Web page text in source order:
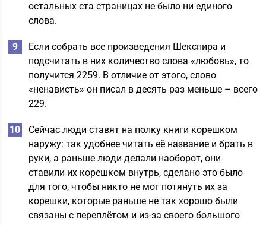
остальных ста страницах не было ни единого
слова.
Если собрать все произведения Шекспира и
подсчитать в них количество слова «любовь», то
получится 2259. В отличие от этого, слово
«ненависть» он писал в десять раз меньше – всего
229.
Сейчас люди ставят на полку книги корешком
наружу: так удобнее читать её название и брать в
руки, а раньше люди делали наоборот, они
ставили их корешком внутрь, сделано это было
для того, чтобы никто не мог потянуть их за
корешки, которые раньше не так хорошо были
связаны с переплётом и из-за своего большого